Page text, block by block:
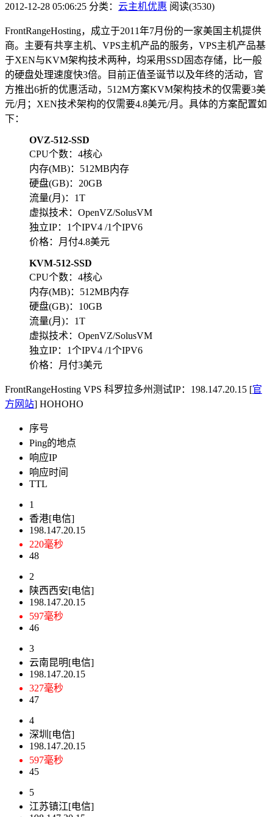
2012-12-28 05:06:25 分类： 云主机优惠 阅读(3530)
FrontRangeHosting，成立于2011年7月份的一家美国主机提供
商。主要有共享主机、VPS主机产品的服务，VPS主机产品基
于XEN与KVM架构技术两种，均采用SSD固态存储，比一般
的硬盘处理速度快3倍。目前正值圣诞节以及年终的活动，官
方推出6折的优惠活动，512M方案KVM架构技术的仅需要3美
元/月；XEN技术架构的仅需要4.8美元/月。具体的方案配置如
下：
OVZ-512-SSD
CPU个数：4核心
内存(MB)：512MB内存
硬盘(GB)：20GB
流量(月)：1T
虚拟技术：OpenVZ/SolusVM
独立IP：1个IPV4 /1个IPV6
价格：月付4.8美元
KVM-512-SSD
CPU个数：4核心
内存(MB)：512MB内存
硬盘(GB)：10GB
流量(月)：1T
虚拟技术：OpenVZ/SolusVM
独立IP：1个IPV4 /1个IPV6
价格：月付3美元
FrontRangeHosting VPS 科罗拉多州测试IP：198.147.20.15 [官
方网站] HOHOHO
序号
Ping的地点
响应IP
响应时间
TTL
1
香港[电信]
198.147.20.15
220毫秒
48
2
陕西西安[电信]
198.147.20.15
597毫秒
46
3
云南昆明[电信]
198.147.20.15
327毫秒
47
4
深圳[电信]
198.147.20.15
597毫秒
45
5
江苏镇江[电信]